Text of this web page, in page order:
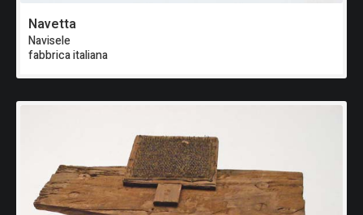
Navetta
Navisele
fabbrica italiana